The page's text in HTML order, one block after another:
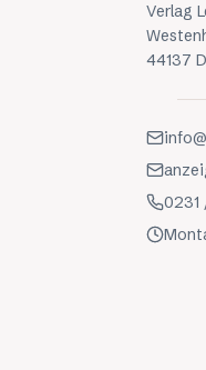
Verlag
44137